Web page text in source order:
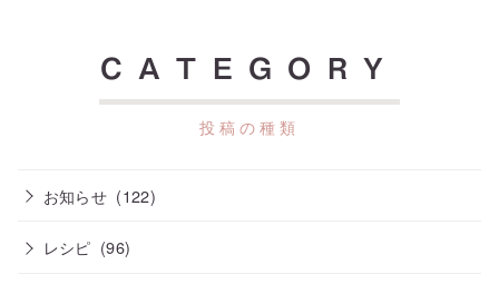
CATEGORY
お知らせ (122)
レシピ (96)